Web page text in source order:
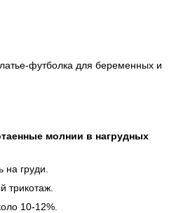
футболка для беременных и
молнии в нагрудных
на груди.
трикотаж.
10-12%.